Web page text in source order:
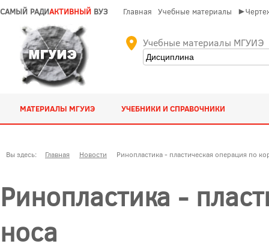
САМЫЙ РАДИАКТИВНЫЙ ВУЗ Главная Учебные материалы
Учебные материалы МГУИЭ
МАТЕРИАЛЫ МГУИЭ УЧЕБНИКИ И СПРАВОЧНИКИ
Вы здесь: Главная Новости Ринопластика - пластическая операция по
Ринопластика -
носа